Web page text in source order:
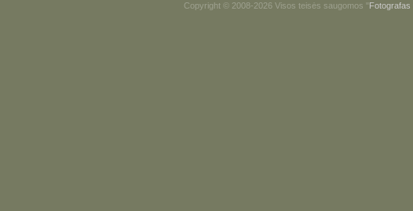
Copyright © 2008-2026 Visos teisės saugomos "Fotografas